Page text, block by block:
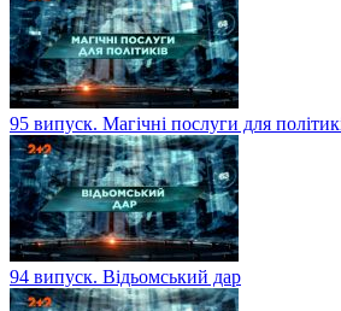
95 випуск. Магічні послуги для
94 випуск. Відьомський дар